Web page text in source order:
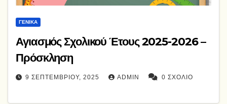
ΓΕΝΙΚΆ
Αγιασμός Σχολικού Έτους 2025-2026 –
Πρόσκληση
9 ΣΕΠΤΕΜΒΡΊΟΥ, 2025 ADMIN 0 ΣΧΌΛΙΟ